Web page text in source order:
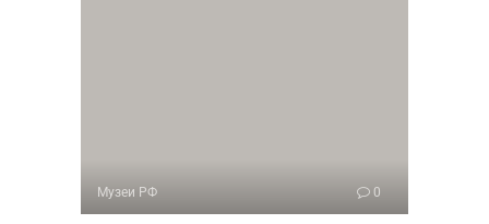
Музеи РФ 0